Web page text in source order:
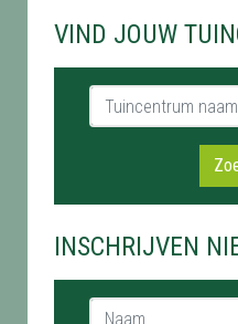
VIND JOUW
Tuincentrum naam
INSCHRIJVEN
Naam *